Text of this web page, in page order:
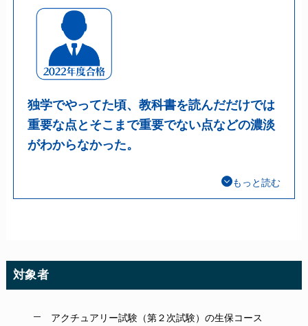
独学でやってた頃、教科書を読んだだけでは
重要な点とそこまで重要でない点などの濃淡
がわからなかった。
もっと読む
対象者
アクチュアリー試験（第２次試験）の生保コース